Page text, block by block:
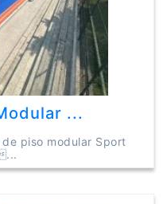
...
piso modular Sport